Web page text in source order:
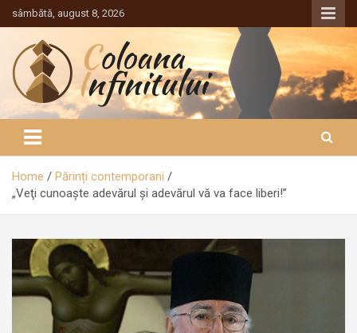
la
conținut
sâmbătă, august 8, 2026
Coloana Infinitului
Home
Părinți contemporani
„Veţi cunoaşte adevărul şi adevărul vă va face liberi!”